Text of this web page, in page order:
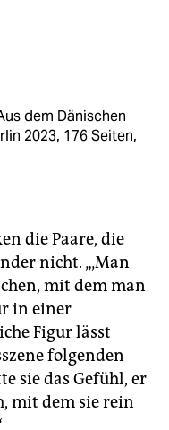
dem Dänischen
2023, 176 Seiten,
die Paare, die
nicht. „‚Man
mit dem man
in einer
Figur lässt
folgenden
sie das Gefühl, er
mit dem sie rein